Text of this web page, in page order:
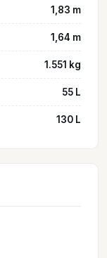
1,83 m
1,64 m
1.551 kg
55 L
130 L